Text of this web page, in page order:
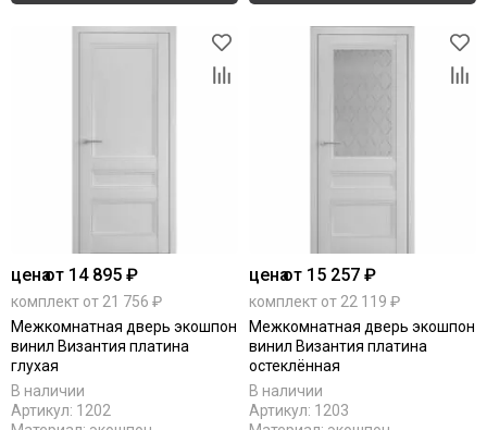
ценаот 14 895 ₽
комплект от 21 756 ₽
Межкомнатная дверь экошпон
винил Византия платина
глухая
В наличии
Артикул: 1202
ценаот 15 257 ₽
комплект от 22 119 ₽
Межкомнатная дверь экошпон
винил Византия платина
остеклённая
В наличии
Артикул: 1203